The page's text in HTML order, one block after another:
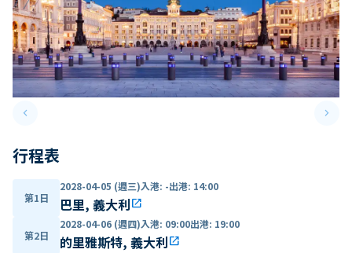
keyboard_arrow_leftPrevious slide keyboard_arrow_right
行程表
第1日
2028-04-05 (週三)入港: -出港: 14:00
巴里, 義大利open_in_new
第2日
2028-04-06 (週四)入港: 09:00出港: 19:00
的里雅斯特, 義大利open_in_new